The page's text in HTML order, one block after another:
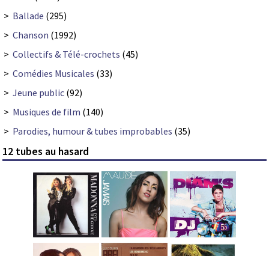
> Ballade (295)
> Chanson (1992)
> Collectifs & Télé-crochets (45)
> Comédies Musicales (33)
> Jeune public (92)
> Musiques de film (140)
> Parodies, humour & tubes improbables (35)
12 tubes au hasard